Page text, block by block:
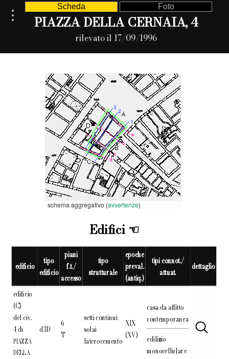
Scheda Foto
PIAZZA DELLA CERNAIA, 4
rilevato il 17/09/1996
schema aggregativo (avvertenze)
Edifici
edificio tipo
edificio
piani
f.t./
accesso
tipo
strutturale
epoche
preval.
(antiq.)
tipi connot./
attuat.
dettaglio
edificio
(C)
del civ.
4 di
PIAZZA
DELLA
d3D
6
T
setti continui
solai
laterocemento
XIX
(XV)
casa da affitto
contemporanea
edilizio
monocellulare